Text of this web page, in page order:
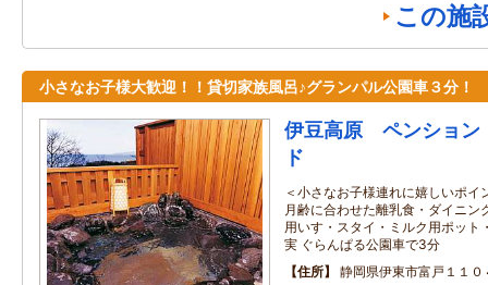
この施
小さなお子様大歓迎！！貸切家族風呂♪グランパル公園車３分！
伊豆高原 ペンショ
ド
＜小さなお子様連れに嬉しいポイ
月齢に合わせた離乳食・ダイニン
用いす・スタイ・ミルク用ポット
実 ぐらんぱる公園車で3分
住所
静岡県伊東市富戸１１０